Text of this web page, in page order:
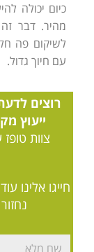
כיום יכולה
מהיר. דבר
לשיקום פה
עם חיוך גדול.
רוצים
ייעוץ
צוות
חייגו אלינו